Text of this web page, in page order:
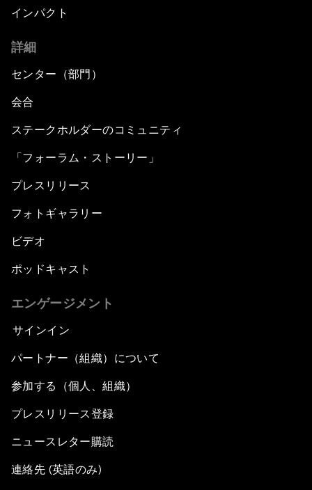
インパクト
詳細
センター（部門）
会合
ステークホルダーのコミュニティ
「フォーラム・ストーリー」
プレスリリース
フォトギャラリー
ビデオ
ポッドキャスト
エンゲージメント
サインイン
パートナー（組織）について
参加する（個人、組織）
プレスリリース登録
ニュースレター購読
連絡先 (英語のみ)